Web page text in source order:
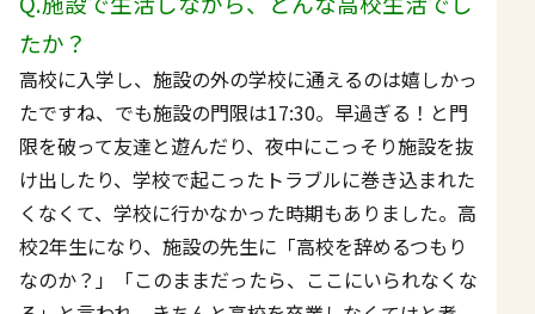
たか？
高校に入学し、施設の外の学校に通えるのは嬉しかっ
たですね、でも施設の門限は17:30。早過ぎる！と門
限を破って友達と遊んだり、夜中にこっそり施設を抜
け出したり、学校で起こったトラブルに巻き込まれた
くなくて、学校に行かなかった時期もありました。高
校2年生になり、施設の先生に「高校を辞めるつもり
なのか？」「このままだったら、ここにいられなくな